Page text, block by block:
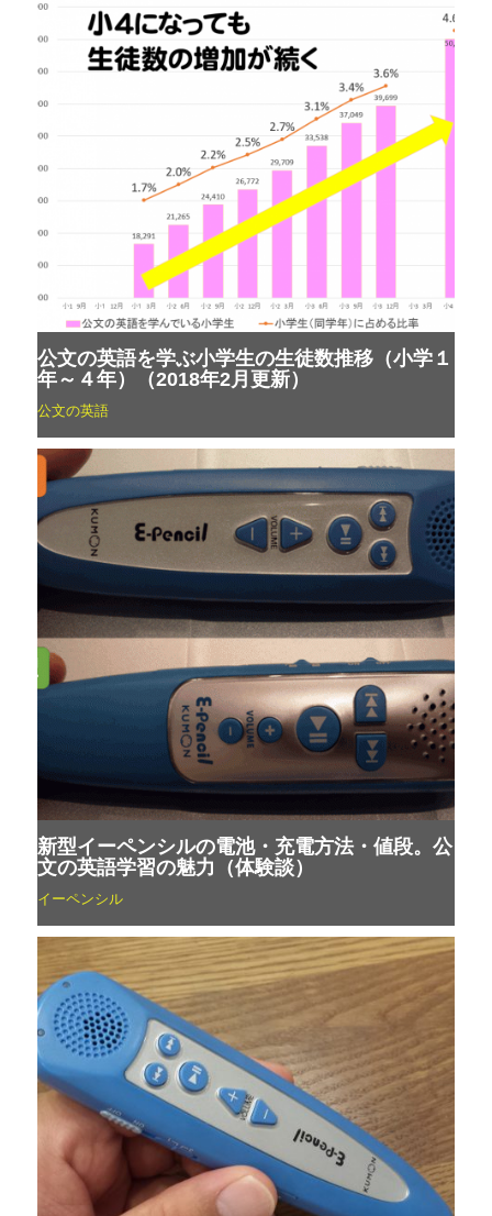
公文の英語を学ぶ小学生の生徒数推移（小学１
年～４年）（2018年2月更新）
公文の英語
新型イーペンシルの電池・充電方法・値段。公
文の英語学習の魅力（体験談）
イーペンシル